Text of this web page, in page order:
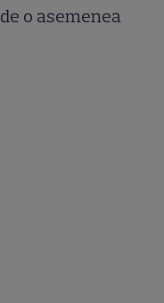
o asemenea